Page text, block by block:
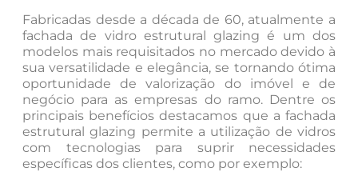
Fabricadas desde a década de 60, atualmente a
fachada de vidro estrutural glazing é um dos
modelos mais requisitados no mercado devido à
sua versatilidade e elegância, se tornando ótima
oportunidade de valorização do imóvel e de
negócio para as empresas do ramo. Dentre os
principais benefícios destacamos que a fachada
estrutural glazing permite a utilização de vidros
com tecnologias para suprir necessidades
específicas dos clientes, como por exemplo: